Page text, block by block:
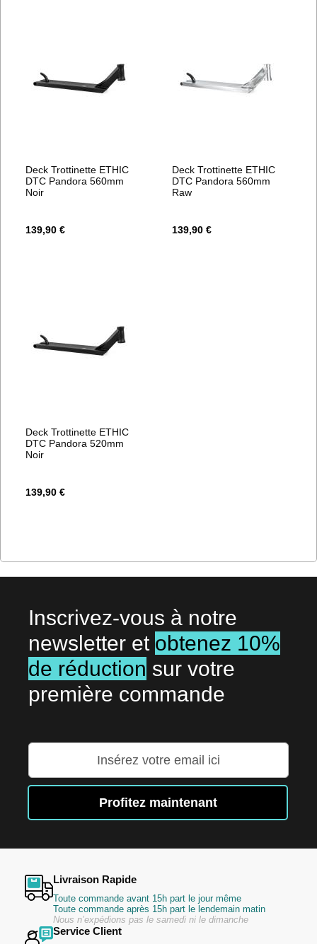
Deck Trottinette ETHIC
DTC Pandora 560mm
Noir
139,90 €
Deck Trottinette ETHIC
DTC Pandora 560mm
Raw
139,90 €
Deck Trottinette ETHIC
DTC Pandora 520mm
Noir
139,90 €
Inscrivez-vous à notre
newsletter et obtenez 10%
de réduction sur votre
première commande
notre
d’information
Profitez maintenant
Livraison Rapide
Toute commande avant 15h part le jour même
Toute commande après 15h part le lendemain matin
Nous n’expédions pas le samedi ni le dimanche
Service Client